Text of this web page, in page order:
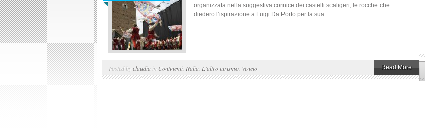
organizzata nella suggestiva cornice dei castelli scaligeri, le rocche che
diedero l’ispirazione a Luigi Da Porto per la sua...
Posted byclaudia in Continenti, Italia L'altro turismo Veneto Read More